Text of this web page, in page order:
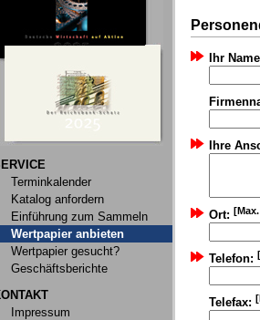
Terminkalender
Katalog anfordern
Einführung zum Sammeln
Wertpapier anbieten
Wertpapier gesucht?
Geschäftsberichte
Impressum
Ihr
Ihre
Ort:
Telefon:
Telefax: